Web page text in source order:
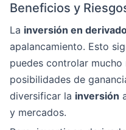
Beneficios y
La inversión en
apalancamiento. Esto
puedes controlar mucho
posibilidades de
diversificar la inversión
y mercados.